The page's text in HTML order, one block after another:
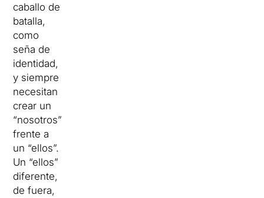
caballo de
batalla,
como
seña de
identidad,
y siempre
necesitan
crear un
“nosotros”
frente a
un “ellos”.
Un “ellos”
diferente,
de fuera,